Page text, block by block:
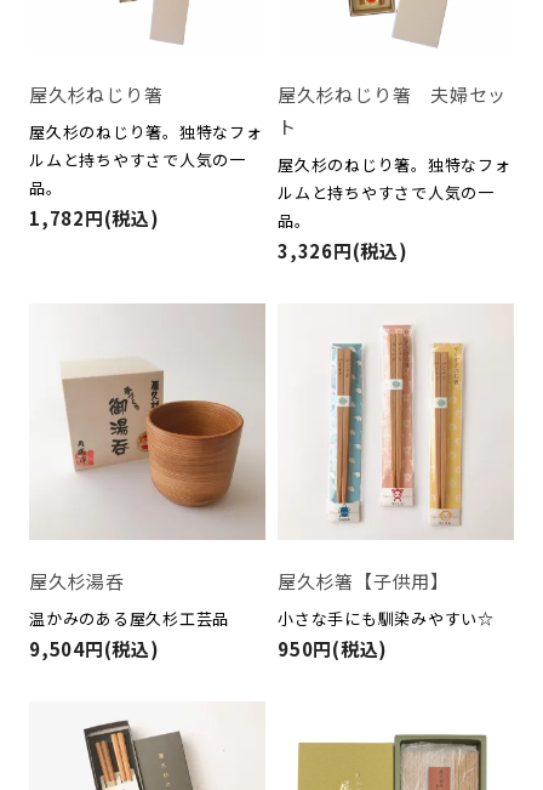
屋久杉ねじり箸
屋久杉のねじり箸。独特なフォ
ルムと持ちやすさで人気の一
品。
1,782円(税込)
屋久杉ねじり箸 夫婦セッ
ト
屋久杉のねじり箸。独特なフォ
ルムと持ちやすさで人気の一
品。
3,326円(税込)
屋久杉湯呑
温かみのある屋久杉工芸品
9,504円(税込)
屋久杉箸【子供用】
小さな手にも馴染みやすい☆
950円(税込)